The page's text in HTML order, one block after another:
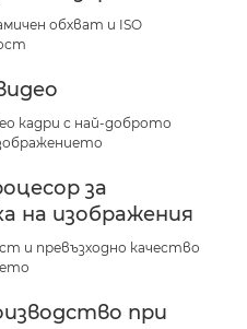
обхват и ISO
кадри с най-доброто
за
на изображения
и превъзходно качество
при